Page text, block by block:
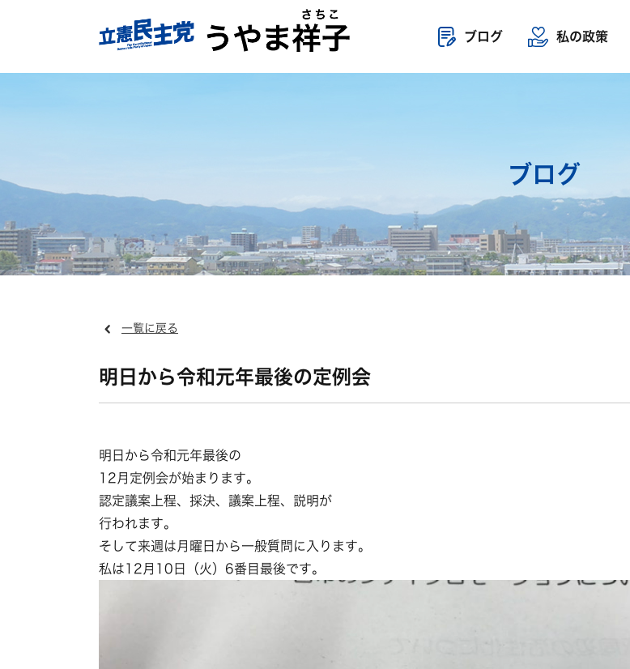
ブログ 私の政策
ブログ
一覧に戻る
明日から令和元年最後の定例会
明日から令和元年最後の
12月定例会が始まります。
認定議案上程、採決、議案上程、説明が
行われます。
そして来週は月曜日から一般質問に入ります。
私は12月10日（火）6番目最後です。